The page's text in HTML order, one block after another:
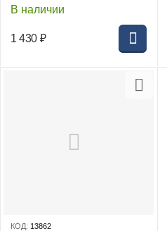
В наличии
1 430 ₽
КОД: 13862